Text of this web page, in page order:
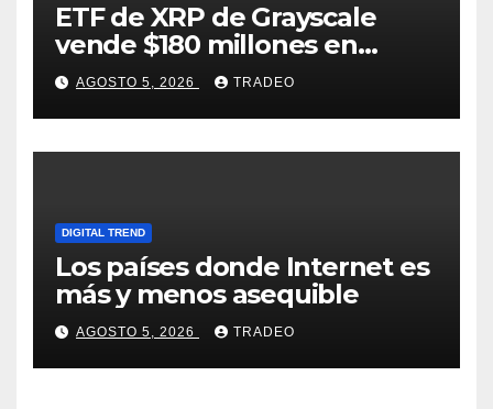
ETF de XRP de Grayscale
vende $180 millones en
tokens tras grandes pérdidas
AGOSTO 5, 2026 TRADEO
DIGITAL TREND
Los países donde Internet es
más y menos asequible
AGOSTO 5, 2026 TRADEO